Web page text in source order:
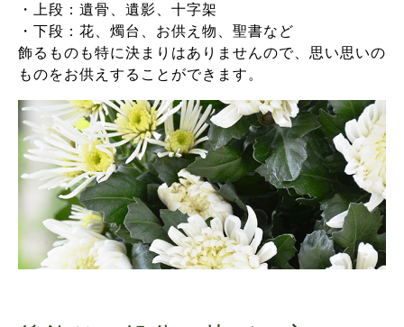
・上段：遺骨、遺影、十字架
・下段：花、燭台、お供え物、聖書など
飾るものも特に決まりはありませんので、思い思いの
ものをお供えすることができます。